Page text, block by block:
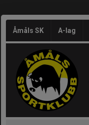
Åmåls SK A-lag